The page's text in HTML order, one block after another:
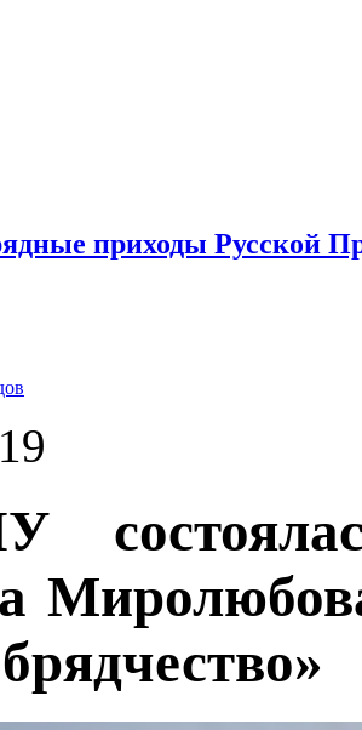
приходы Русской